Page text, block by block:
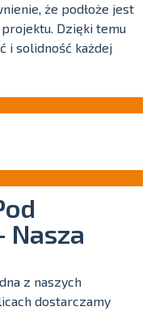
że podłoże jest
Dzięki temu
i solidność każdej
Nasza
z naszych
dostarczamy